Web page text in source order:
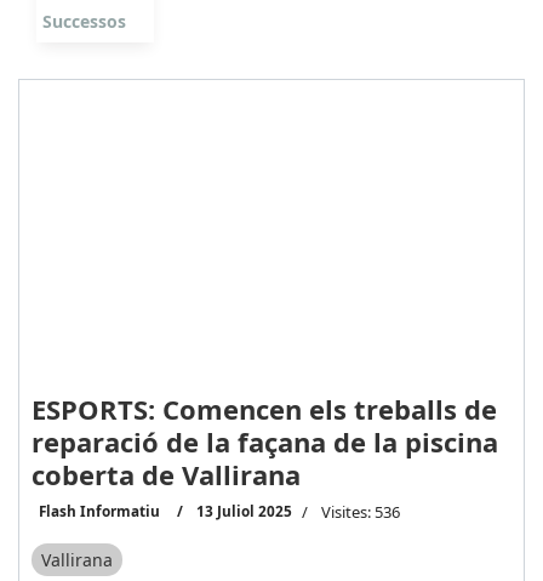
Successos
ESPORTS: Comencen els treballs de
reparació de la façana de la piscina
coberta de Vallirana
Flash Informatiu 13 Juliol 2025 Visites: 536
Vallirana